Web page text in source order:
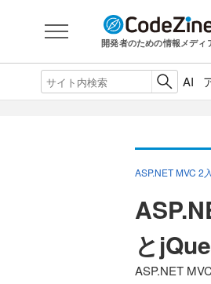
開発者のための情報メディ
AI
ASP.NET MVC 2
と
ASP.NET